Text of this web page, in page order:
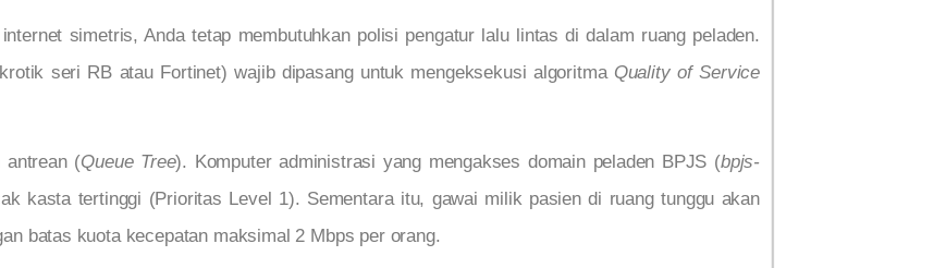
simetris, Anda tetap membutuhkan polisi pengatur lalu lintas di dalam ruang peladen.
seri RB atau Fortinet) wajib dipasang untuk mengeksekusi algoritma Quality of Service
antrean (Queue Tree). Komputer administrasi yang mengakses domain peladen BPJS (bpjs-
kasta tertinggi (Prioritas Level 1). Sementara itu, gawai milik pasien di ruang tunggu akan
batas kuota kecepatan maksimal 2 Mbps per orang.